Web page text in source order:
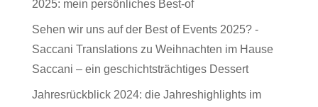
2025: mein persönliches Best-of
Sehen wir uns auf der Best of Events 2025? -
Saccani Translationszu Weihnachten im Hause
Saccani – ein geschichtsträchtiges Dessert
Jahresrückblick 2024: die Jahreshighlights im